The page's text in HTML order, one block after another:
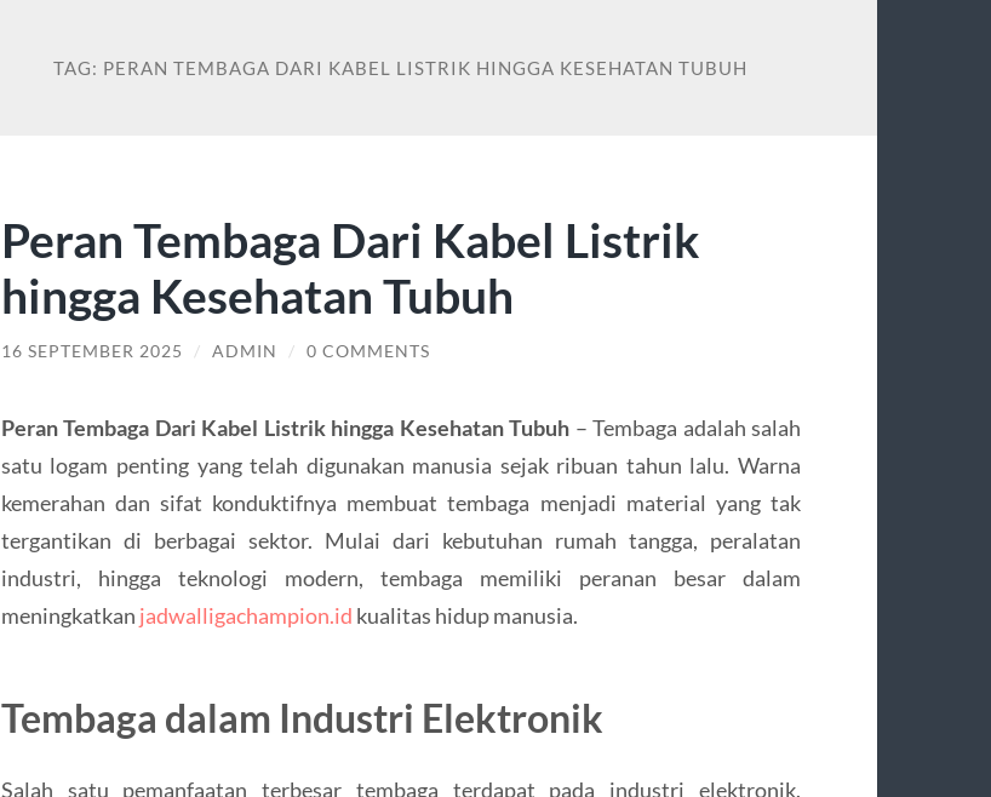
TAG: PERAN TEMBAGA DARI KABEL LISTRIK HINGGA KESEHATAN TUBUH
Peran Tembaga Dari Kabel Listrik
hingga Kesehatan Tubuh
16 SEPTEMBER 2025 / ADMIN / 0 COMMENTS
Peran Tembaga Dari Kabel Listrik hingga Kesehatan Tubuh – Tembaga adalah salah
satu logam penting yang telah digunakan manusia sejak ribuan tahun lalu. Warna
kemerahan dan sifat konduktifnya membuat tembaga menjadi material yang tak
tergantikan di berbagai sektor. Mulai dari kebutuhan rumah tangga, peralatan
industri, hingga teknologi modern, tembaga memiliki peranan besar dalam
meningkatkan jadwalligachampion.id kualitas hidup manusia.
Tembaga dalam Industri Elektronik
Salah satu pemanfaatan terbesar tembaga terdapat pada industri elektronik.